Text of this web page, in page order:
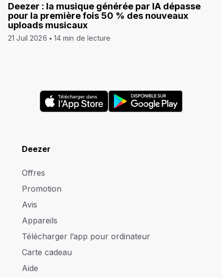
Deezer : la musique générée par IA dépasse
pour la première fois 50 % des nouveaux
uploads musicaux
21 Juil 2026 14 min de lecture
Deezer
Offres
Promotion
Avis
Appareils
Télécharger l’app pour ordinateur
Carte cadeau
Aide